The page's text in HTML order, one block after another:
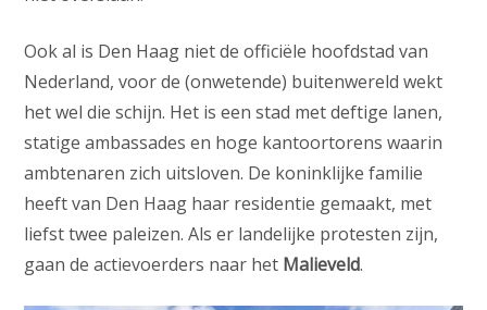
Ook al is Den Haag niet de officiële hoofdstad van
Nederland, voor de (onwetende) buitenwereld wekt
het wel die schijn. Het is een stad met deftige lanen,
statige ambassades en hoge kantoortorens waarin
ambtenaren zich uitsloven. De koninklijke familie
heeft van Den Haag haar residentie gemaakt, met
liefst twee paleizen. Als er landelijke protesten zijn,
gaan de actievoerders naar het Malieveld.